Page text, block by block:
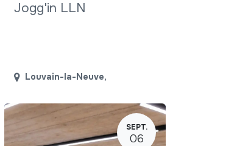
Jogg'in LLN
Louvain-la-Neuve,
SEPT.
06